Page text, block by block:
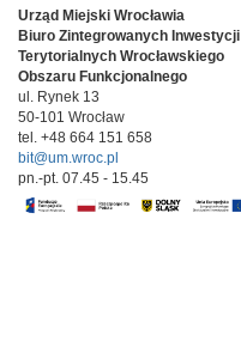
Urząd Miejski Wrocławia
Biuro Zintegrowanych Inwestycji
Terytorialnych Wrocławskiego
Obszaru Funkcjonalnego
ul. Rynek 13
50-101 Wrocław
tel. +48 664 151 658
bit@um.wroc.pl
pn.-pt. 07.45 - 15.45